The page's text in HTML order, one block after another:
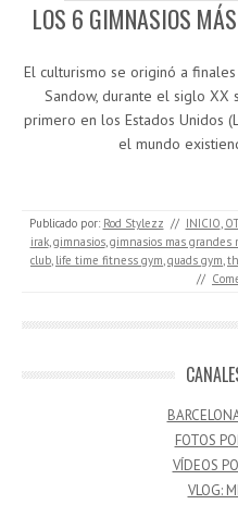
LOS 6 GIMNASIOS
El culturismo se originó a
Sandow, durante el siglo XX
primero en los Estados Unidos
el mundo
Publicado por: Rod Stylezz // INICIO,
irak,gimnasios,gimnasios mas grandes
club, life time fitness gym,quads gym,
//
FOTOS
VÍDEOS
VLOG: